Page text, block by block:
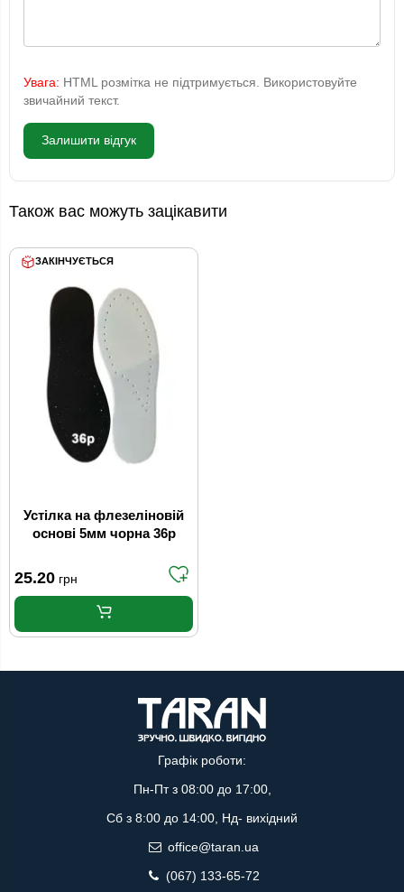
Увага: HTML розмітка не підтримується. Використовуйте
звичайний текст.
Залишити відгук
Також вас можуть зацікавити
ЗАКІНЧУЄТЬСЯ
Устілка на флезеліновій
основі 5мм чорна 36р
25.20 грн
Графік роботи:
Пн-Пт з 08:00 до 17:00,
Сб з 8:00 до 14:00, Нд- вихідний
office@taran.ua
(067) 133-65-72